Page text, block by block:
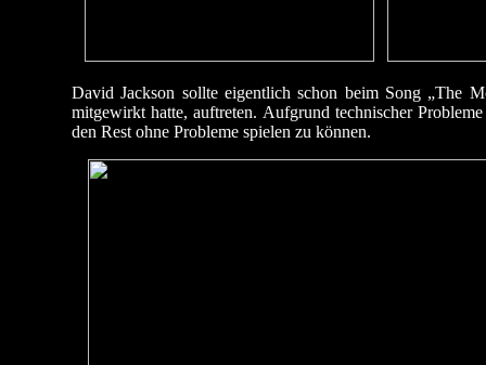
David Jackson sollte eigentlich schon beim Song „The
mitgewirkt hatte, auftreten. Aufgrund technischer
den Rest ohne Probleme spielen zu können.